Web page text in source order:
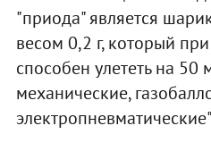
"приода" является
весом 0,2 г, который
способен улететь на
механические,